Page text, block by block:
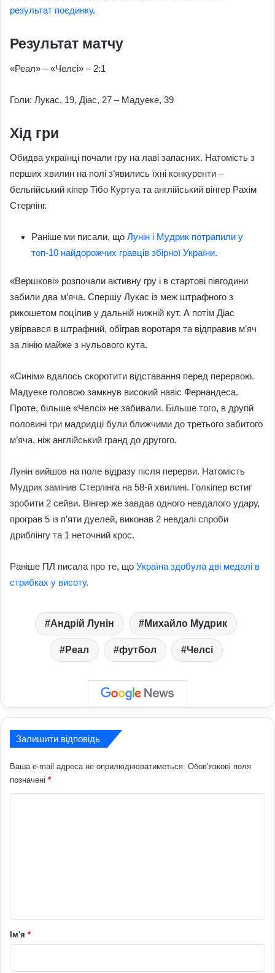
результат поєдинку.
Результат матчу
«Реал» – «Челсі» – 2:1
Голи: Лукас, 19, Діас, 27 – Мадуеке, 39
Хід гри
Обидва українці почали гру на лаві запасних. Натомість з
перших хвилин на полі з’явились їхні конкуренти –
бельгійський кіпер Тібо Куртуа та англійський вінгер Рахім
Стерлінг.
Раніше ми писали, що Лунін і Мудрик потрапили у
топ-10 найдорожчих гравців збірної України.
«Вершкові» розпочали активну гру і в стартові півгодини
забили два м’яча. Спершу Лукас із меж штрафного з
рикошетом поцілив у дальній нижній кут. А потім Діас
увірвався в штрафний, обіграв воротаря та відправив м’яч
за лінію майже з нульового кута.
«Синім» вдалось скоротити відставання перед перервою.
Мадуеке головою замкнув високий навіс Фернандеса.
Проте, більше «Челсі» не забивали. Більше того, в другій
половині гри мадридці були ближчими до третього забитого
м’яча, ніж англійський гранд до другого.
Лунін вийшов на поле відразу після перерви. Натомість
Мудрик замінив Стерлінга на 58-й хвилині. Голкіпер встиг
зробити 2 сейви. Вінгер же завдав одного невдалого удару,
програв 5 із п’яти дуелей, виконав 2 невдалі спроби
дриблінгу та 1 неточний крос.
Раніше ПЛ писала про те, що Україна здобула дві медалі в
стрибках у висоту.
Андрій Лунін Михайло Мудрик
Реал футбол Челсі
Залишити відповідь
Ваша e-mail адреса не оприлюднюватиметься. Обов’язкові поля
позначені *
рІм'я *